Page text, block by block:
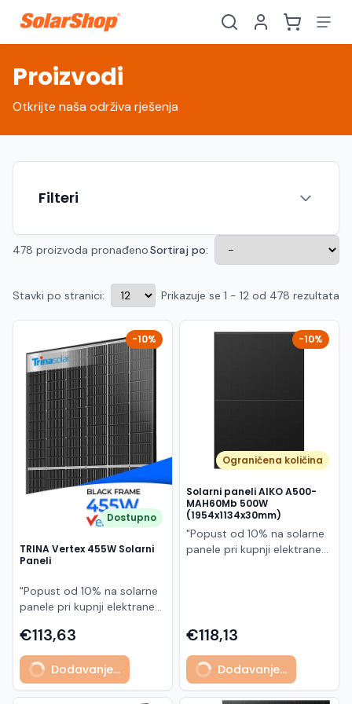
Hrvatski EN
Crnogorski
MK Македонски
Proizvodi
Otkrijte naša održiva rješenja
Filteri
478 proizvoda pronađenoSortiraj po:
Stavki po stranici: Prikazuje se 1 - 12 od 478 rezultata
-10%
Dostupno
TRINA Vertex 455W Solarni
Paneli
"Popust od 10% na solarne
panele pri kupnji elektrane
Model TSM-455NEG9R.28
predstavlja napredni
glass/glass N-type solarni
modul s visokom
učinkovitošću, dugim
€113,63
Dodavanje...
-10%
Ograničena količina
Solarni paneli AIKO A500-
MAH60Mb 500W
(1954x1134x30mm)
"Popust od 10% na solarne
panele pri kupnji elektrane
500 W iz Neostar 2S serije,
baziran na naprednoj N-
type ABC (All Back Contact)
tehnologiji. Ovaj panel je
namijenjen za moderne
€118,13
Dodavanje...